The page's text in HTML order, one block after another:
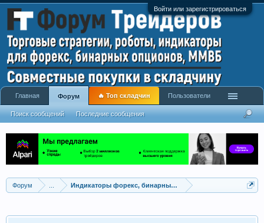
Войти или зарегистрироваться
Форум Индикаторы форекс, бинарных опционов, ММВБ
Главная Форум
Поиск сообщений Последние сообщения
🔥 Топ складчин Пользователи